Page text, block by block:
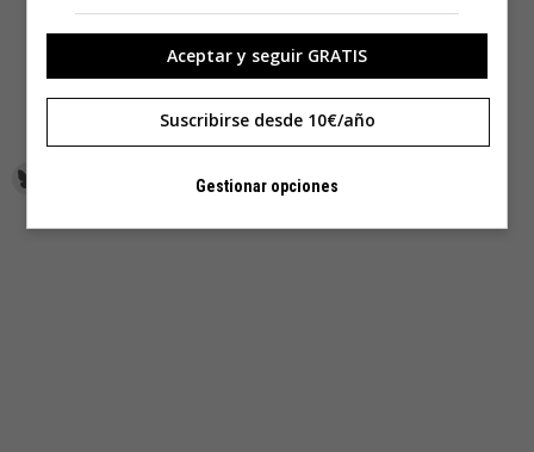
Y ya estaría.
Aceptar y seguir GRATIS
Suscribirse desde 10€/año
Gestionar opciones